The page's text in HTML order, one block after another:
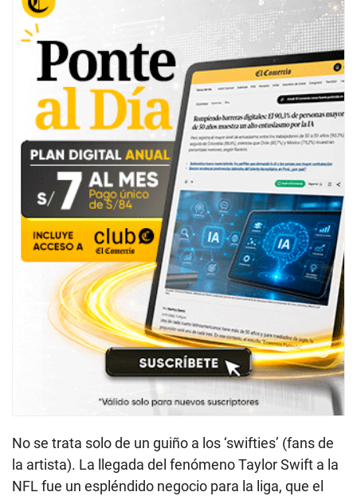
No se trata solo de un guiño a los ‘swifties’ (fans de
la artista). La llegada del fenómeno Taylor Swift a la
NFL fue un espléndido negocio para la liga, que el